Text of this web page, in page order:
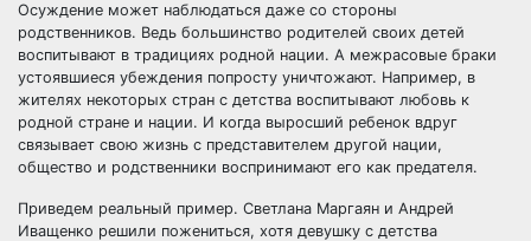
Осуждение может наблюдаться даже со стороны
родственников. Ведь большинство родителей своих детей
воспитывают в традициях родной нации. А межрасовые браки
устоявшиеся убеждения попросту уничтожают. Например, в
жителях некоторых стран с детства воспитывают любовь к
родной стране и нации. И когда выросший ребенок вдруг
связывает свою жизнь с представителем другой нации,
общество и родственники воспринимают его как предателя.
Приведем реальный пример. Светлана Маргаян и Андрей
Иващенко решили пожениться, хотя девушку с детства